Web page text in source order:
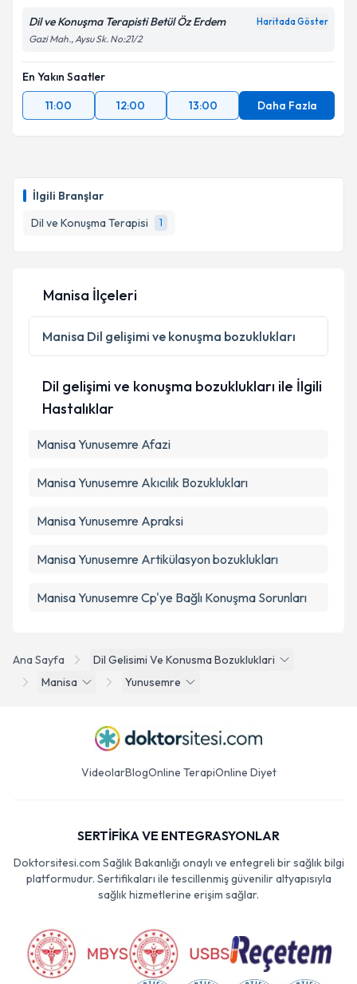
İlgili Branşlar
Dil ve Konuşma Terapisi
1
Dil ve Konuşma Terapisti Betül Öz Erdem Haritada Göster
Gazi Mah., Aysu Sk. No:21/2
En Yakın Saatler
11:00
12:00 13:00 Daha Fazla
Ana Sayfa
Dil Gelisimi Ve Konusma Bozukluklari
Manisa
Yunusemre
Manisa İlçeleri
Manisa Dil gelişimi ve konuşma bozuklukları
Dil gelişimi ve konuşma bozuklukları ile İlgili
Hastalıklar
Manisa Yunusemre Afazi
Manisa Yunusemre Akıcılık Bozuklukları
Manisa Yunusemre Apraksi
Manisa Yunusemre Artikülasyon bozuklukları
Manisa Yunusemre Cp'ye Bağlı Konuşma Sorunları
VideolarBlogOnline TerapiOnline Diyet
SERTİFİKA VE ENTEGRASYONLAR
Doktorsitesi.com Sağlık Bakanlığı onaylı ve entegreli bir sağlık bilgi
platformudur. Sertifikaları ile tescillenmiş güvenilir altyapısıyla
sağlık hizmetlerine erişim sağlar.